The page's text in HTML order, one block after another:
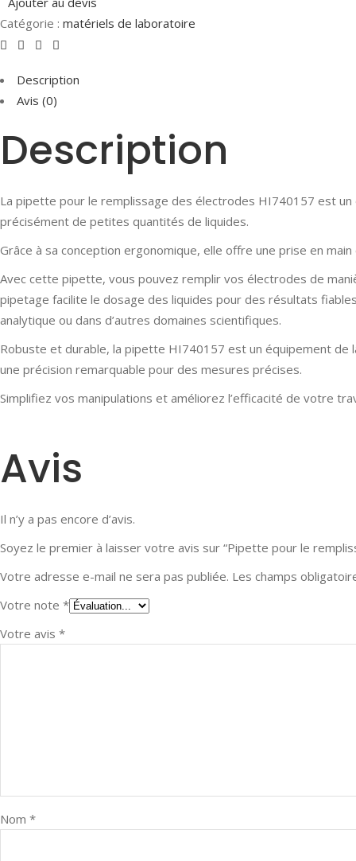
Catégorie : matériels de laboratoire
Description
Avis (0)
Description
La pipette pour le remplissage des électrodes HI740157 est
précisément de petites quantités de liquides.
Grâce à sa conception ergonomique, elle offre une prise en
Avec cette pipette, vous pouvez remplir vos électrodes de
pipetage facilite le dosage des liquides pour des résultats
analytique ou dans d’autres domaines scientifiques.
Robuste et durable, la pipette HI740157 est un équipement
une précision remarquable pour des mesures précises.
Simplifiez vos manipulations et améliorez l’efficacité de votre
Avis
Il n’y a pas encore d’avis.
Soyez le premier à laisser votre avis sur “Pipette pour le
Votre adresse e-mail ne sera pas publiée. Les champs
Votre note *
Votre avis *
Nom *